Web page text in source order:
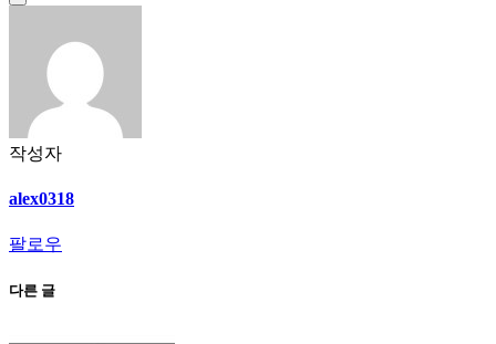
작성자
alex0318
팔로우
다른 글